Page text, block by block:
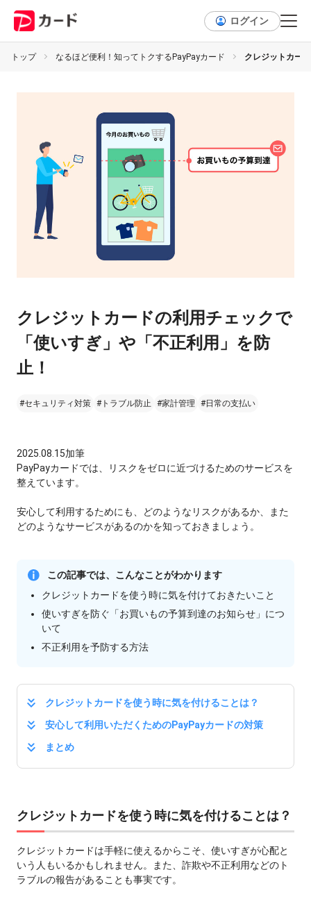
ログイン
トップ なるほど便利！知ってトクするPayPayカード クレジットカー
クレジットカードの利用チェックで
「使いすぎ」や「不正利用」を防
止！
#セキュリティ対策 #トラブル防止 #家計管理 #日常の支払い
2025.08.15加筆
PayPayカードでは、リスクをゼロに近づけるためのサービスを
整えています。
安心して利用するためにも、どのようなリスクがあるか、また
どのようなサービスがあるのかを知っておきましょう。
この記事では、こんなことがわかります
クレジットカードを使う時に気を付けておきたいこと
使いすぎを防ぐ「お買いもの予算到達のお知らせ」につ
いて
不正利用を予防する方法
クレジットカードを使う時に気を付けることは？
安心して利用いただくためのPayPayカードの対策
まとめ
クレジットカードを使う時に気を付けることは？
クレジットカードは手軽に使えるからこそ、使いすぎが心配と
いう人もいるかもしれません。また、詐欺や不正利用などのト
ラブルの報告があることも事実です。